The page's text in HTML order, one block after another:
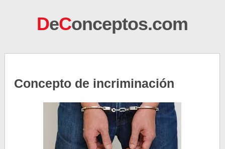
DeConceptos.com
Concepto de incriminación